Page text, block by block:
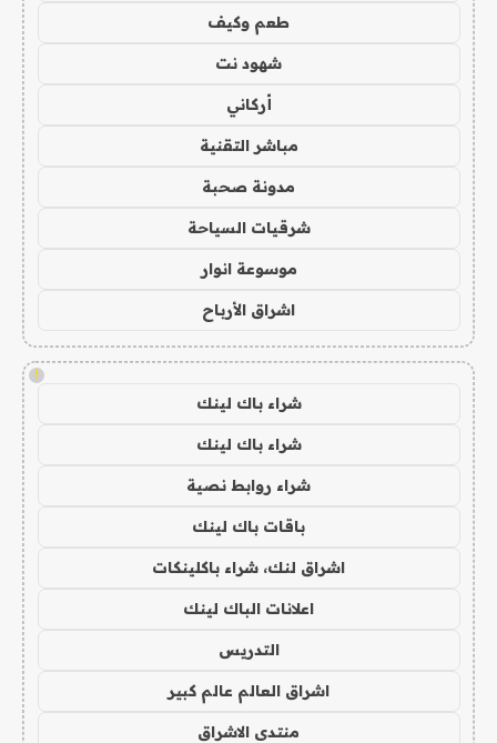
طعم وكيف
شهود نت
أركاني
مباشر التقنية
مدونة صحبة
شرقيات السياحة
موسوعة انوار
اشراق الأرباح
!
شراء باك لينك
شراء باك لينك
شراء روابط نصية
باقات باك لينك
اشراق لنك، شراء باكلينكات
اعلانات الباك لينك
التدريس
اشراق العالم عالم كبير
منتدى الاشراق